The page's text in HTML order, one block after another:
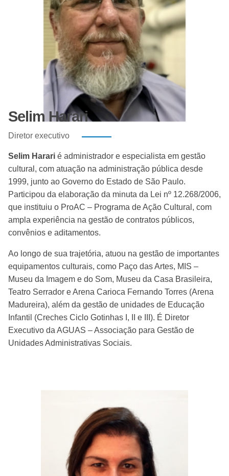
Selim Harari
Diretor executivo
Selim Harari é administrador e especialista em gestão
cultural, com atuação na administração pública desde
1999, junto ao Governo do Estado de São Paulo.
Participou da elaboração da minuta da Lei nº 12.268/2006,
que instituiu o ProAC – Programa de Ação Cultural, com
ampla experiência na gestão de contratos públicos,
convênios e aditamentos.
Ao longo de sua trajetória, atuou na gestão de importantes
equipamentos culturais, como Paço das Artes, MIS –
Museu da Imagem e do Som, Museu da Casa Brasileira,
Teatro Serrador e Arena Carioca Fernando Torres (Arena
Madureira), além da gestão de unidades de Educação
Infantil (Creches Ciclo Gotinhas I, II e III). É Diretor
Executivo da AGUAS – Associação para Gestão de
Unidades Administrativas Sociais.